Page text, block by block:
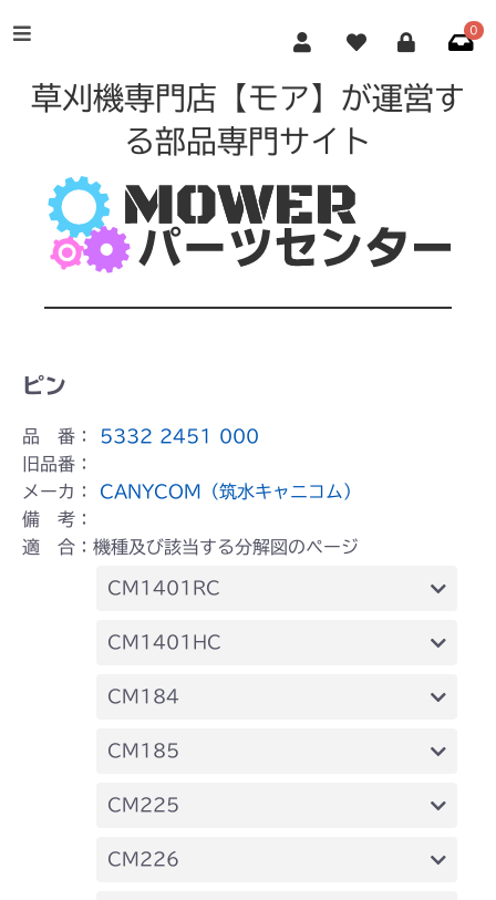
0
草刈機専門店【モア】が運営す
る部品専門サイト
ピン
品 番：
5332 2451 000
旧品番：
メーカ： CANYCOM（筑水キャニコム）
備 考：
適 合：機種及び該当する分解図のページ
CM1401RC
ミッション FIG9 刈刃軸
CM1401HC
ミッション FIG10 刈刃軸
CM184
ミッション FIG9 刈刃軸
CM185
ミッション FIG9 刈刃軸
CM225
ミッション FIG9 刈刃軸
CM226